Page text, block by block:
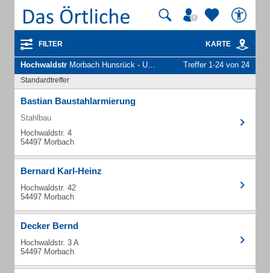
FILTER KARTE
Hochwaldstr Morbach Hunsrück - Unternehmen und Personen Treffer 1-24 von 24
Standardtreffer
Bastian Baustahlarmierung
Stahlbau
Hochwaldstr. 4
54497 Morbach
Bernard Karl-Heinz
Hochwaldstr. 42
54497 Morbach
Decker Bernd
Hochwaldstr. 3 A
54497 Morbach